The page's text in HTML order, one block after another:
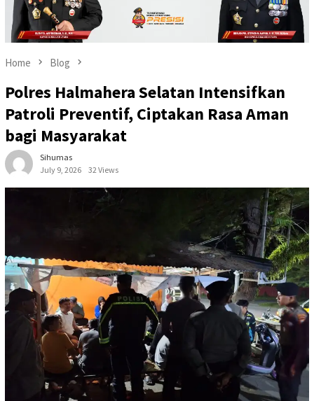
Home Blog
Polres Halmahera Selatan Intensifkan
Patroli Preventif, Ciptakan Rasa Aman
bagi Masyarakat
Sihumas
July 9, 2026
32 Views